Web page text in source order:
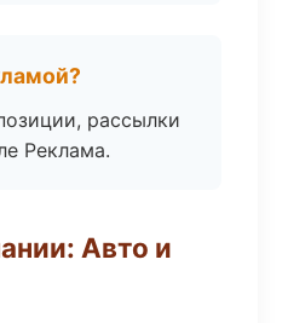
рассылки
Реклама.
Авто и